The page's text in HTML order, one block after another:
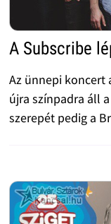
A Subscribe
Az ünnepi
újra színpadra áll
szerepét pedig a